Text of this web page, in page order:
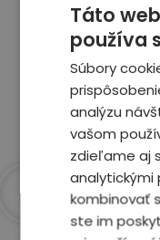
Celé auto z
vrátane závad a
Zobraziť
Táto
používa
Súbory
analýzu
vašom
zdieľame aj
analytickými
kombinovať
ste im